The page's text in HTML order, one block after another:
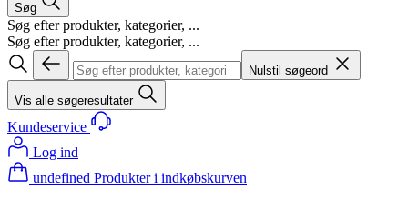
Søg
Søg efter produkter, kategorier, ...
Søg efter produkter, kategorier, ...
Nulstil søgeord
Vis alle søgeresultater
Kundeservice
Log ind
undefined Produkter i indkøbskurven